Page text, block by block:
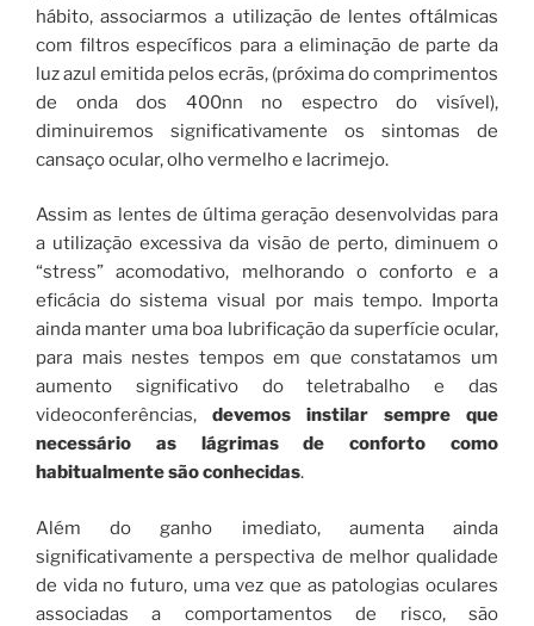
hábito, associarmos a utilização de lentes oftálmicas
com filtros específicos para a eliminação de parte da
luz azul emitida pelos ecrãs, (próxima do comprimentos
de onda dos 400nn no espectro do visível),
diminuiremos significativamente os sintomas de
cansaço ocular, olho vermelho e lacrimejo.
Assim as lentes de última geração desenvolvidas para
a utilização excessiva da visão de perto, diminuem o
“stress” acomodativo, melhorando o conforto e a
eficácia do sistema visual por mais tempo. Importa
ainda manter uma boa lubrificação da superfície ocular,
para mais nestes tempos em que constatamos um
aumento significativo do teletrabalho e das
videoconferências, devemos instilar sempre que
necessário as lágrimas de conforto como
habitualmente são conhecidas.
Além do ganho imediato, aumenta ainda
significativamente a perspectiva de melhor qualidade
de vida no futuro, uma vez que as patologias oculares
associadas a comportamentos de risco, são